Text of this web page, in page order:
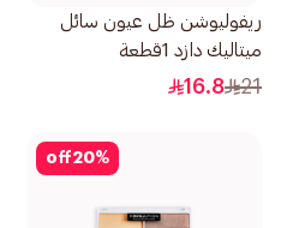
ريفوليوشن ظل عيون سائل
ميتاليك دازد 1قطعة
21
16.8
20%
off